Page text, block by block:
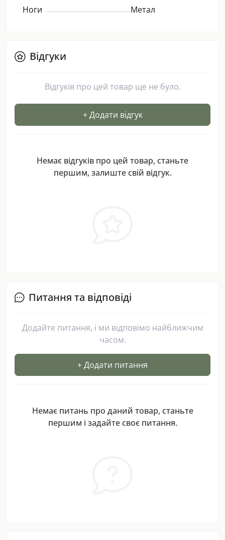
Ноги Метал
Відгуки
Відгуків про цей товар ще не було.
+ Додати відгук
Немає відгуків про цей товар, станьте
першим, залиште свій відгук.
Питання та відповіді
Додайте питання, і ми відповімо найближчим
часом.
+ Додати питання
Немає питань про даний товар, станьте
першим і задайте своє питання.